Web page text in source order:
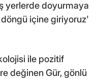
yerlerde doyurmaya
döngü içine giriyoruz'
ile pozitif
değinen Gür, gönlü